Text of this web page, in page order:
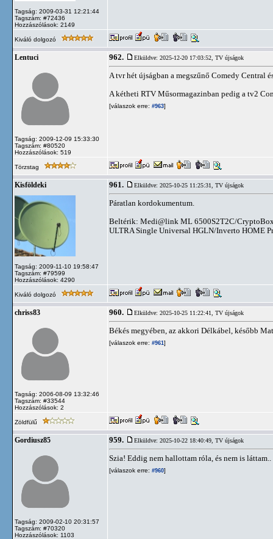
Tagság: 2009-03-31 12:21:44
Tagszám: #72436
Hozzászólások: 2149
Kiváló dolgozó
Lentuci
Tagság: 2009-12-09 15:33:30
Tagszám: #80520
Hozzászólások: 519
962. Elküldve: 2025-12-20 17:03:52, TV újságok
A tvr hét újságban a megszűnő Comedy Central
A kétheti RTV Műsormagazinban pedig a tv2
[válaszok erre: #963]
Törzstag
Kisföldeki
Tagság: 2009-11-10 19:58:47
Tagszám: #79599
Hozzászólások: 4290
961. Elküldve: 2025-10-25 11:25:31, TV újságok
Páratlan kordokumentum.
Beltérik: Medi@link ML 6500S2T2C/
ULTRA Single Universal HGLN/Inverto HOME
Kiváló dolgozó
chriss83
Tagság: 2006-08-09 13:32:46
Tagszám: #33544
Hozzászólások: 2
960. Elküldve: 2025-10-25 11:22:41, TV újságok
Békés megyében, az akkori Délkábel, később
[válaszok erre: #961]
Zöldfülű
Gordiusz85
Tagság: 2009-02-10 20:31:57
Tagszám: #70320
Hozzászólások: 1103
959. Elküldve: 2025-10-22 18:40:49, TV újságok
Szia! Eddig nem hallottam róla, és nem is láttam..
[válaszok erre: #960]